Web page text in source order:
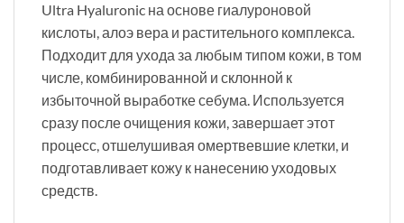
Ultra Hyaluronic на основе гиалуроновой
кислоты, алоэ вера и растительного комплекса.
Подходит для ухода за любым типом кожи, в том
числе, комбинированной и склонной к
избыточной выработке себума. Используется
сразу после очищения кожи, завершает этот
процесс, отшелушивая омертвевшие клетки, и
подготавливает кожу к нанесению уходовых
средств.